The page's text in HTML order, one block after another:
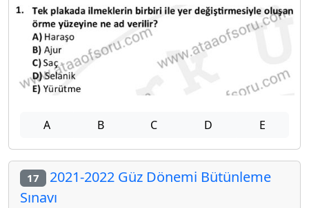
A B C D E
17 2021-2022 Güz Dönemi Bütünleme
Sınavı